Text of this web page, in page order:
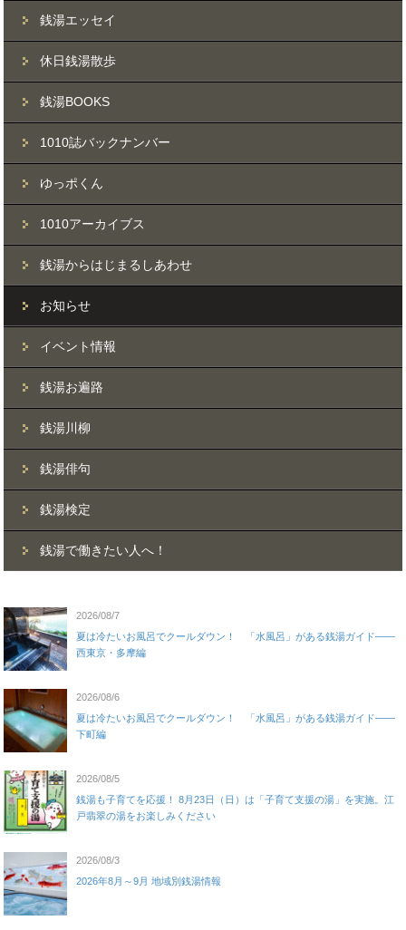
銭湯エッセイ
休日銭湯散歩
銭湯BOOKS
1010誌バックナンバー
ゆっポくん
1010アーカイブス
銭湯からはじまるしあわせ
お知らせ
イベント情報
銭湯お遍路
銭湯川柳
銭湯俳句
銭湯検定
銭湯で働きたい人へ！
2026/08/7
夏は冷たいお風呂でクールダウン！ 「水風呂」がある銭湯ガイド——
西東京・多摩編
2026/08/6
夏は冷たいお風呂でクールダウン！ 「水風呂」がある銭湯ガイド——
下町編
2026/08/5
銭湯も子育てを応援！ 8月23日（日）は「子育て支援の湯」を実施。江
戸翡翠の湯をお楽しみください
2026/08/3
2026年8月～9月 地域別銭湯情報